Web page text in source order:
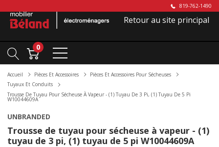
819-762-1490
Retour au site principal
0
Accueil Pièces Et Accessoires
Pièces Et Accessoires Pour Sécheuses
Tuyaux Et Conduits
Trousse De Tuyau Pour Sécheuse À Vapeur - (1) Tuyau De 3 Pi, (1) Tuyau De 5 Pi
W10044609A
UNBRANDED
Trousse de tuyau pour sécheuse à vapeur - (1)
tuyau de 3 pi, (1) tuyau de 5 pi W10044609A